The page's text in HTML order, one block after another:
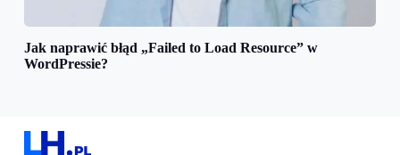
Jak naprawić błąd „Failed to Load Resource” w
WordPressie?